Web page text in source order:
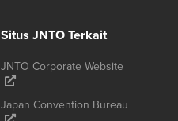
Situs JNTO Terkait
JNTO Corporate Website
Japan Convention Bureau